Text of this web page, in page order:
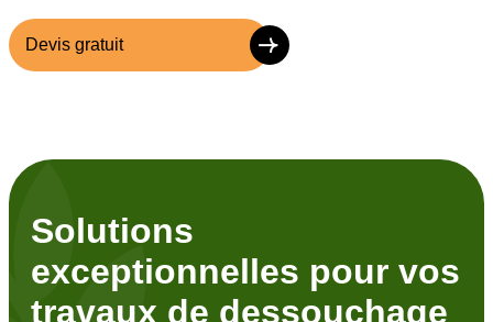
Devis gratuit
Solutions
exceptionnelles pour vos
travaux de dessouchage